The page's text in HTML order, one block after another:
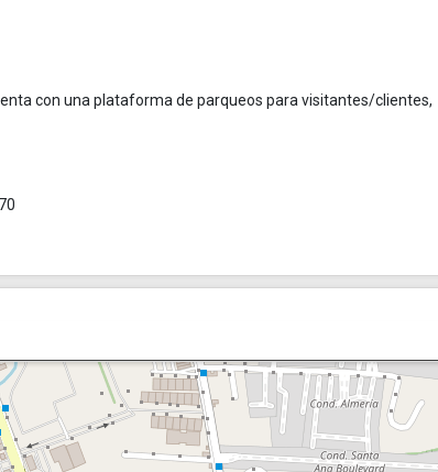
con una plataforma de parqueos para visitantes/clientes,